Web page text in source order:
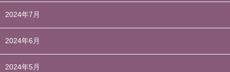
2024年7月
2024年6月
2024年5月